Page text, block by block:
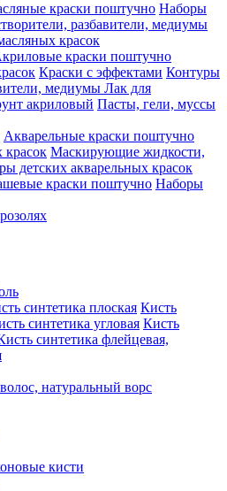
краски поштучно Наборы
разбавители, медиумы
красок
краски поштучно
Краски с эффектами Контуры
медиумы Лак для
акриловый Пасты, гели, муссы
Акварельные краски поштучно
красок Маскирующие жидкости,
детских акварельных красок
краски поштучно Наборы
синтетика плоская Кисть
синтетика угловая Кисть
синтетика флейцевая,
натуральный ворс
кисти